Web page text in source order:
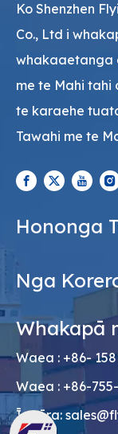
Ko Shenzhen
Co., Ltd i
whakaaetanga
me te Mahi tahi
te karaehe
Tawahi me te
Hononga
Nga
Whakapā
Waea : +86-
Waea : +86-
Ī-mēra: